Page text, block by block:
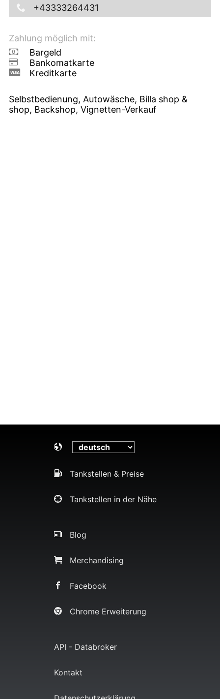
+43333264431
Zahlung möglich mit:
Bargeld
Bankomatkarte
Kreditkarte
Selbstbedienung, Autowäsche, Billa shop &
shop, Backshop, Vignetten-Verkauf
Tankstellen & Preise
Tankstellen in der Nähe
Blog
Merchandising
Facebook
Chrome Erweiterung
API - Databroker
Kontakt